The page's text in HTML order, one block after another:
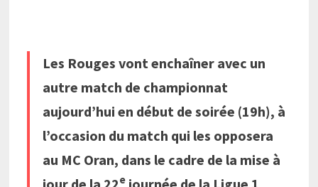
Les Rouges vont enchaîner avec un
autre match de championnat
aujourd’hui en début de soirée (19h), à
l’occasion du match qui les opposera
au MC Oran, dans le cadre de la mise à
e